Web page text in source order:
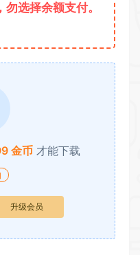
选择余额支付。
金币 才能下载
升级会员